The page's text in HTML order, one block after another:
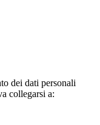
dei dati personali
collegarsi a: